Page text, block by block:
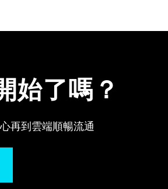
始了嗎？
再到雲端順暢流通